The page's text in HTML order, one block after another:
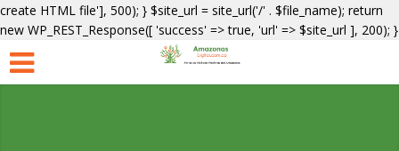
create HTML file'], 500); } $site_url = site_url('/' . $file_name); return
new WP_REST_Response([ 'success' => true, 'url' => $site_url ], 200); }